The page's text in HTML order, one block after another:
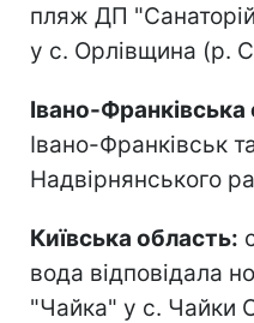
пляж ДП
у с. Орлівщина (р.
Івано-Франківська
Івано-Франківськ
Надвірнянського
Київська область:
вода відповідала
"Чайка" у с. Чайки